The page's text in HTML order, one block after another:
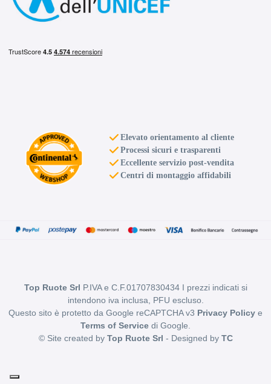
Elevato orientamento al cliente
Processi sicuri e trasparenti
Eccellente servizio post-vendita
Centri di montaggio affidabili
Top Ruote Srl P.IVA e C.F.01707830434 I prezzi indicati si
intendono iva inclusa, PFU escluso.
Questo sito è protetto da Google reCAPTCHA v3 Privacy Policy e
Terms of Service di Google.
© Site created by Top Ruote Srl - Designed by TC